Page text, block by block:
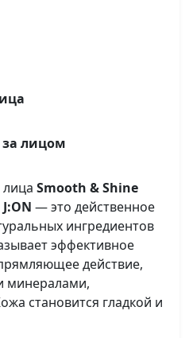
лицом
лица Smooth & Shine
J:ON — это действенное
ингредиентов
эффективное
действие,
минералами,
становится гладкой и